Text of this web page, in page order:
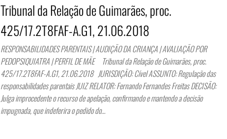
Tribunal da Relação de Guimarães, proc.
425/17.2T8FAF-A.G1, 21.06.2018
RESPONSABILIDADES PARENTAIS | AUDIÇÃO DA CRIANÇA | AVALIAÇÃO POR
PEDOPSIQUIATRA | PERFIL DE MÃE Tribunal da Relação de Guimarães, proc.
425/17.2T8FAF-A.G1, 21.06.2018 JURISDIÇÃO: Cível ASSUNTO: Regulação das
responsabilidades parentais JUIZ RELATOR: Fernando Fernandes Freitas DECISÃO:
Julga improcedente o recurso de apelação, confirmando e mantendo a decisão
impugnada, que indeferira o pedido do…